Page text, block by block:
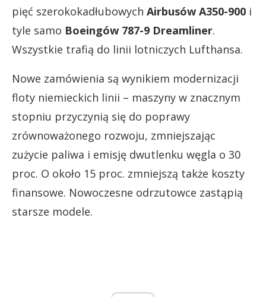
pięć szerokokadłubowych Airbusów A350-900 i
tyle samo Boeingów 787-9 Dreamliner.
Wszystkie trafią do linii lotniczych Lufthansa.
Nowe zamówienia są wynikiem modernizacji
floty niemieckich linii – maszyny w znacznym
stopniu przyczynią się do poprawy
zrównoważonego rozwoju, zmniejszając
zużycie paliwa i emisję dwutlenku węgla o 30
proc. O około 15 proc. zmniejszą także koszty
finansowe. Nowoczesne odrzutowce zastąpią
starsze modele.